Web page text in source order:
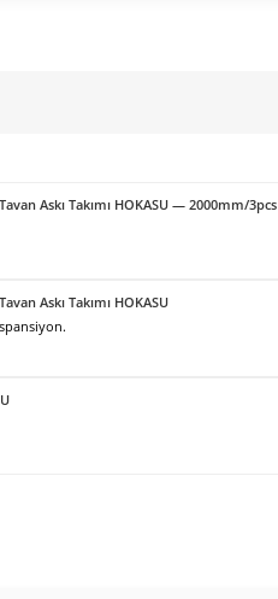
Askı Takımı HOKASU — 2000mm/3pcs
Askı Takımı HOKASU